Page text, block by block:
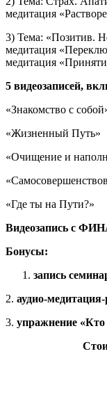
медитация
3) Тема: «Позитив.
медитация
медитация
5 видеозаписей,
«Знакомство с
«Жизненный Путь»
«Очищение и
«Где ты на Пути?»
Видеозапись с
Бонусы:
запись
2. аудио-
3. упражнение